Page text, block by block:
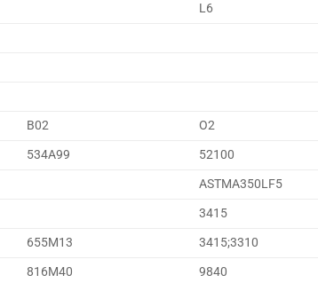
L6
B02
O2
534A99 52100
ASTMA350LF5
3415
655M13 3415;3310
816M40 9840